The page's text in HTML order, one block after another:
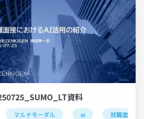
資料
マルチモーダル ai 就職面接